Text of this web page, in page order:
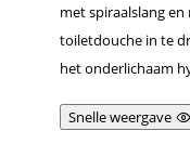
met spiraalslang
toiletdouche in te
het onderlichaam
Snelle weergave